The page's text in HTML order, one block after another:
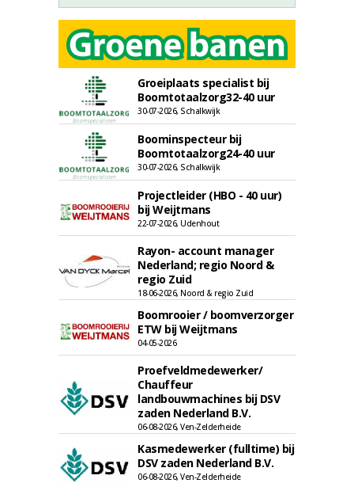
Groeiplaats specialist bij
Boomtotaalzorg32-40 uur
30-07-2026, Schalkwijk
Boominspecteur bij
Boomtotaalzorg24-40 uur
30-07-2026, Schalkwijk
Projectleider (HBO - 40 uur)
bij Weijtmans
22-07-2026, Udenhout
Rayon- account manager
Nederland; regio Noord &
regio Zuid
18-06-2026, Noord & regio Zuid
Boomrooier / boomverzorger
ETW bij Weijtmans
04-05-2026
Proefveldmedewerker/
Chauffeur
landbouwmachines bij DSV
zaden Nederland B.V.
06-08-2026, Ven-Zelderheide
Kasmedewerker (fulltime) bij
DSV zaden Nederland B.V.
06-08-2026, Ven-Zelderheide